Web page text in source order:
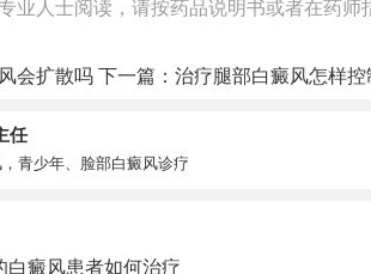
业人士阅读，请按药品说明书或者在药师
会扩散吗 下一篇： 治疗腿部白癜风怎样控
任
青少年、脸部白癜风诊疗
白癜风患者如何治疗